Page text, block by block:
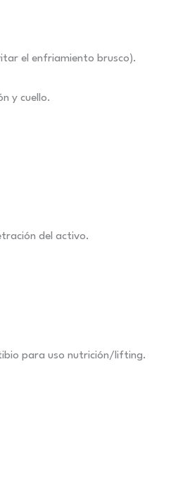
el enfriamiento brusco).
y cuello.
del activo.
para uso nutrición/lifting.